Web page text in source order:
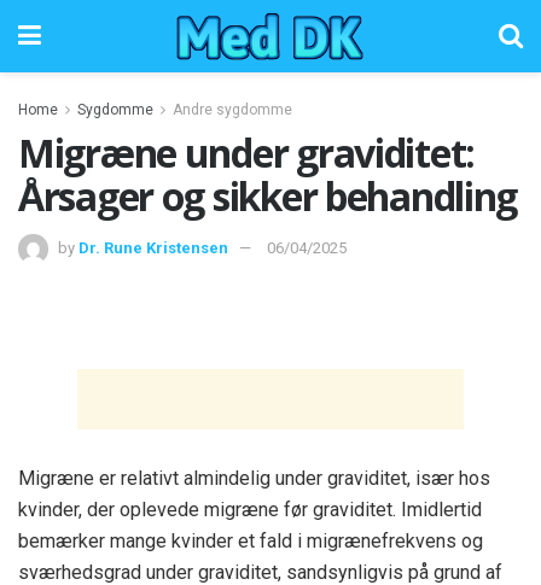
Home Sygdomme Andre sygdomme
Migræne under graviditet:
Årsager og sikker behandling
by Dr. Rune Kristensen 06/04/2025
Migræne er relativt almindelig under graviditet, især hos
kvinder, der oplevede migræne før graviditet. Imidlertid
bemærker mange kvinder et fald i migrænefrekvens og
sværhedsgrad under graviditet, sandsynligvis på grund af